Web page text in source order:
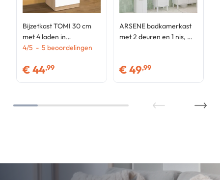
Bijzetkast TOMI 30 cm
met 4 laden in
beukenhout en witte
badkamerentree
4/5 - 5 beoordelingen
€44,99
ARSENE badkamerkast
met 2 deuren en 1 nis, wit
€49,99